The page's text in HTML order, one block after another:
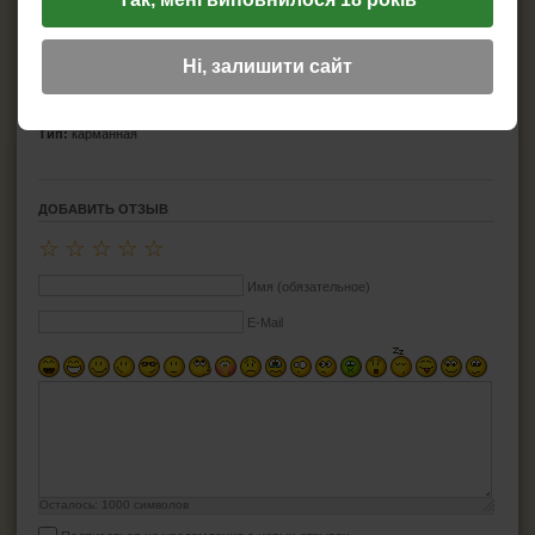
Страна бренда:Германия
Страна производитель:Китай
Диаметр:4.8 см
Тип:карманная
ДОБАВИТЬ ОТЗЫВ
☆
☆
☆
☆
☆
Имя (обязательное)
E-Mail
Осталось: 1000 символов
Ні, залишити сайт